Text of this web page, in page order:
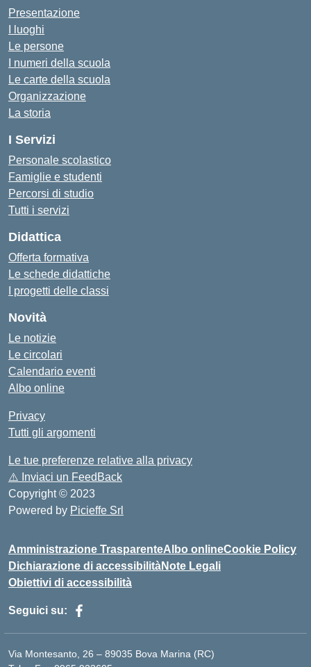
Presentazione
I luoghi
Le persone
I numeri della scuola
Le carte della scuola
Organizzazione
La storia
I Servizi
Personale scolastico
Famiglie e studenti
Percorsi di studio
Tutti i servizi
Didattica
Offerta formativa
Le schede didattiche
I progetti delle classi
Novità
Le notizie
Le circolari
Calendario eventi
Albo online
Privacy
Tutti gli argomenti
Le tue preferenze relative alla privacy
⚠️ Inviaci un FeedBack
Copyright © 2023
Powered by Picieffe Srl
Amministrazione TrasparenteAlbo onlineCookie Policy
Dichiarazione di accessibilitàNote Legali
Obiettivi di accessibilità
Seguici su:
Via Montesanto, 26 – 89035 Bova Marina (RC)